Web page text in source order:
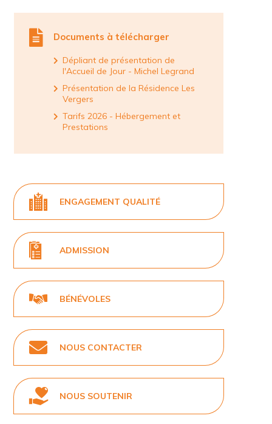
Documents à télécharger
Dépliant de présentation de
l'Accueil de Jour - Michel Legrand
Présentation de la Résidence Les
Vergers
Tarifs 2026 - Hébergement et
Prestations
ENGAGEMENT QUALITÉ
ADMISSION
BÉNÉVOLES
NOUS CONTACTER
NOUS SOUTENIR